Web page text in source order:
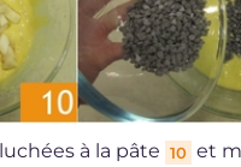
à la pâte 10 et